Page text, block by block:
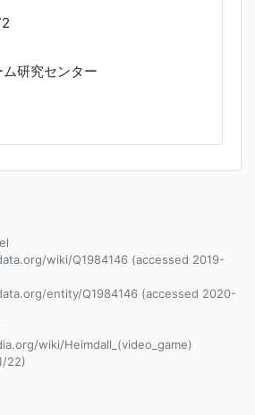
研究センター
wiki/Q1984146 (accessed 2019-
entity/Q1984146 (accessed 2020-
wiki/Heimdall_(video_game)
22)